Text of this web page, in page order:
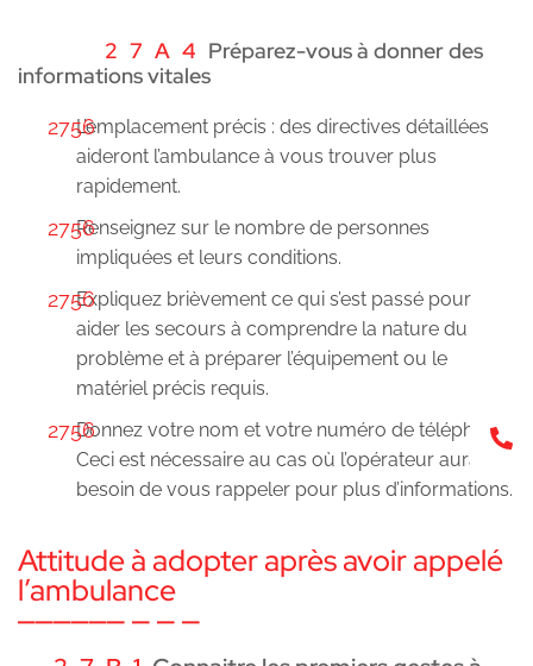
Préparez-vous à donner des
informations vitales
L’emplacement précis : des directives détaillées
aideront l’ambulance à vous trouver plus
rapidement.
Renseignez sur le nombre de personnes
impliquées et leurs conditions.
Expliquez brièvement ce qui s’est passé pour
aider les secours à comprendre la nature du
problème et à préparer l’équipement ou le
matériel précis requis.
Donnez votre nom et votre numéro de téléphone.
Ceci est nécessaire au cas où l’opérateur aurait
besoin de vous rappeler pour plus d’informations.
Attitude à adopter après avoir appelé
l’ambulance